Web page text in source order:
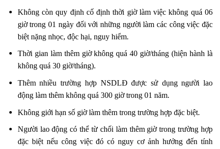
Không còn quy định cố định thời giờ làm việc không quá 06
giờ trong 01 ngày đối với những người làm các công việc đặc
biệt nặng nhọc, độc hại, nguy hiểm.
Thời gian làm thêm giờ không quá 40 giờ/tháng (hiện hành là
không quá 30 giờ/tháng).
Thêm nhiều trường hợp NSDLĐ được sử dụng người lao
động làm thêm không quá 300 giờ trong 01 năm.
Không giới hạn số giờ làm thêm trong trường hợp đặc biệt.
Người lao động có thể từ chối làm thêm giờ trong trường hợp
đặc biệt nếu công việc đó có nguy cơ ảnh hưởng đến tính